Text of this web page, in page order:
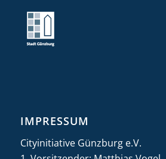
IMPRESSUM
Cityinitiative Günzburg e.V.